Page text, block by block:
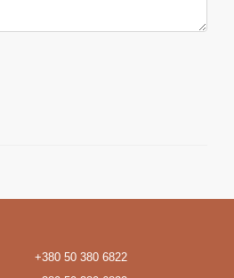
+380 50 380 6822